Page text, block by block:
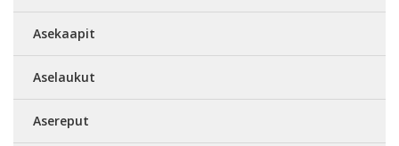
Asekaapit
Aselaukut
Asereput